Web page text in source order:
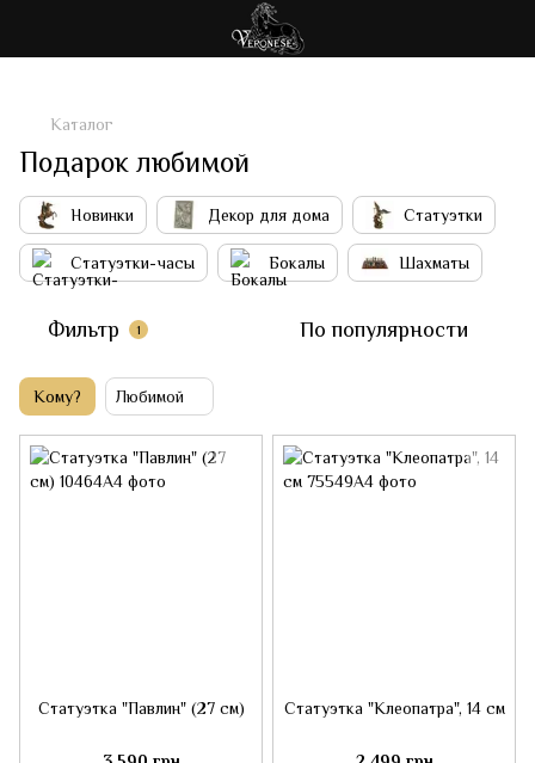
Каталог
Подарок любимой
Новинки Декор для дома Статуэтки
Статуэтки-часы Бокалы Шахматы
Фильтр 1 По популярности
Кому? Любимой
Статуэтка "Павлин" (27 см) Статуэтка "Клеопатра", 14 см